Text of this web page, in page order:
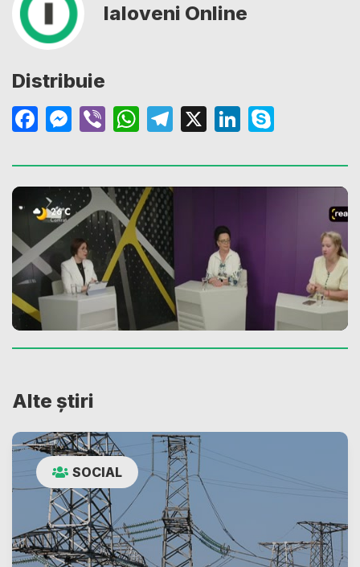
Ialoveni Online
Distribuie
Facebook
Messenger
ViberWhatsApp
Telegram
X LinkedIn
Alte știri
SOCIAL